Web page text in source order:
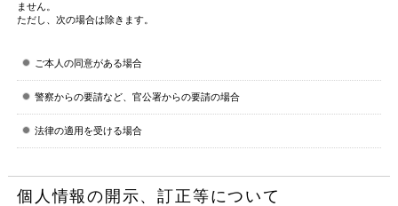
ません。
ただし、次の場合は除きます。
ご本人の同意がある場合
警察からの要請など、官公署からの要請の場合
法律の適用を受ける場合
個人情報の開示、訂正等について